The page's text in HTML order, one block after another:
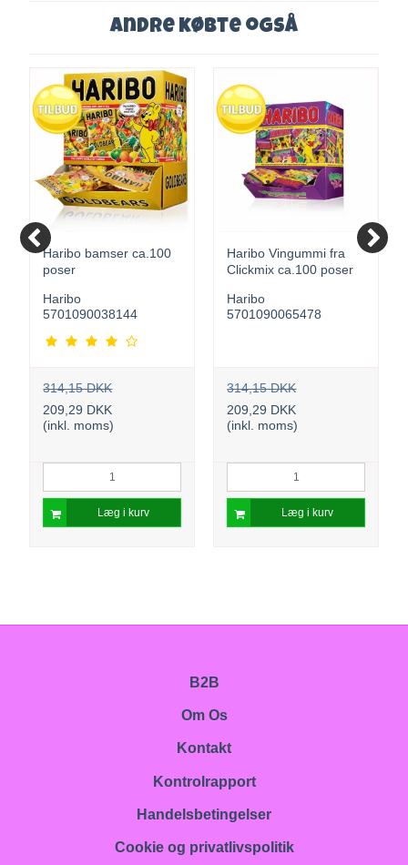
Andre købte også
Haribo bamser ca.100
poser
Haribo
5701090038144
314,15 DKK
209,29 DKK
(inkl. moms)
Læg i kurv
Haribo Vingummi fra
Clickmix ca.100 poser
Haribo
5701090065478
314,15 DKK
209,29 DKK
(inkl. moms)
Læg i kurv
B2B
Om Os
Kontakt
Kontrolrapport
Handelsbetingelser
Cookie og privatlivspolitik